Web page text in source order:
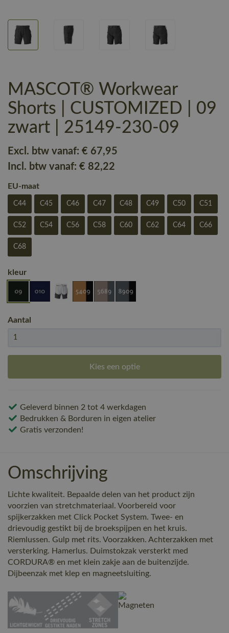
MASCOT® Workwear
Shorts | CUSTOMIZED | 09
zwart | 25149-230-09
Excl. btw vanaf: € 67,95
Incl. btw vanaf: € 82,22
EU-maat
C44 C45 C46 C47 C48 C49 C50 C51
C52 C54 C56 C58 C60 C62 C64 C66
C68
kleur
Aantal
Kies een optie
Geleverd binnen 2 tot 4 werkdagen
Bedrukken & Borduren in eigen atelier
Gratis verzonden!
Omschrijving
Lichte kwaliteit. Bepaalde delen van het product zijn
voorzien van stretchmateriaal. Voorbereid voor
spijkerzakken met Click Pocket System. Twee- en
drievoudig gestikt bij de broekspijpen en het kruis.
Riemlussen. Gulp met rits. Voorzakken. Achterzakken met
versterking. Hamerlus. Duimstokzak versterkt med
CORDURA® en met klein zakje aan de buitenzijde.
Dijbeenzak met klep en magneetsluiting.